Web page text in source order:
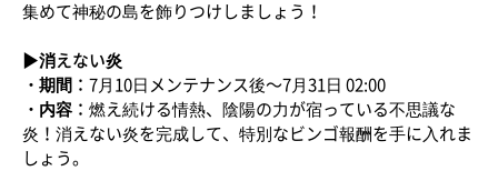
集めて神秘の島を飾りつけしましょう！
▶消えない炎
・期間： 7月10日メンテナンス後～7月31日 02:00
・内容： 燃え続ける情熱、陰陽の力が宿っている不思議な
炎！消えない炎を完成して、特別なビンゴ報酬を手に入れま
しょう。